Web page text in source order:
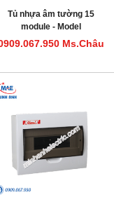
Tủ nhựa âm tường 15
module - Model
HDPZ50PR15IP30F
Ms.Châu